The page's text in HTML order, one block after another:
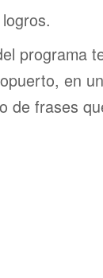
programa
en
de frases